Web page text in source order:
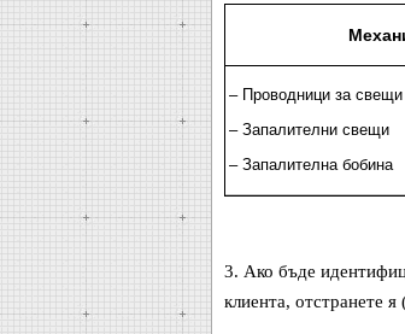
– Проводници за свещи
– Запалителни свещи
– Запалителна бобина
3. Ако бъде
клиента, отстранете